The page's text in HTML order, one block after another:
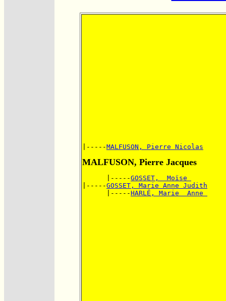
|-----MALFUSON, Pierre Nicolas
MALFUSON, Pierre Jacques
      |-----
GOSSET,  Moïse
|-----GOSSET, Marie Anne Judith
      |-----
HARLÉ, Marie  Anne